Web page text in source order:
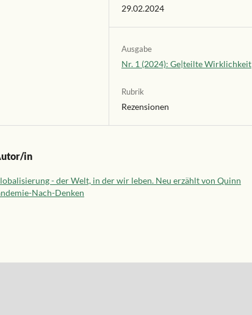
29.02.2024
Ausgabe
Nr. 1 (2024): Ge|teilte Wirklichkeit
Rubrik
Rezensionen
in
- der Welt, in der wir leben. Neu erzählt von Quinn
Nach-Denken